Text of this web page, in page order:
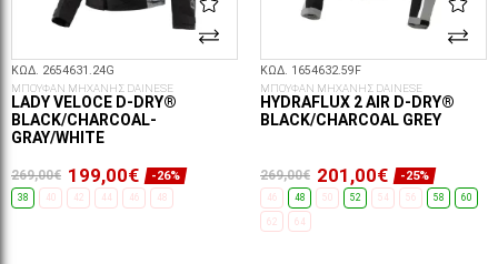
ΚΩΔ. 2654631.24G
ΜΠΟΥΦΑΝ ΜΗΧΑΝΗΣ DAINESE
LADY VELOCE D-DRY®
BLACK/CHARCOAL-
GRAY/WHITE
269,00€ 199,00€ -26%
38 40 42 44 46 48
ΚΩΔ. 1654632.59F
ΜΠΟΥΦΑΝ ΜΗΧΑΝΗΣ DAINESE
HYDRAFLUX 2 AIR D-DRY®
BLACK/CHARCOAL GREY
269,00€ 201,00€ -25%
46 48 50 52 54 56 58 60
62 64